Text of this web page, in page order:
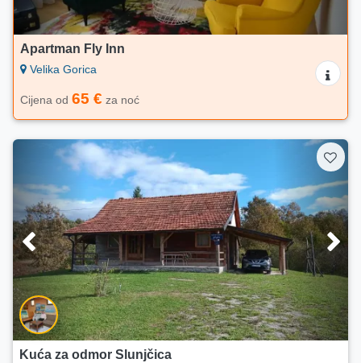
Apartman Fly Inn
Velika Gorica
Cijena od 65 € za noć
Kuća za odmor Slunjčica